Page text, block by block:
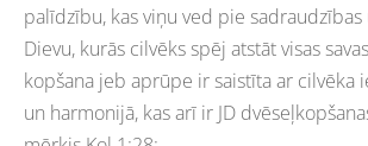
palīdzību, kas viņu ved pie
Dievu, kurās cilvēks spēj atstāt visas
kopšana jeb aprūpe ir saistīta ar cilvēka
un harmonijā, kas arī ir JD